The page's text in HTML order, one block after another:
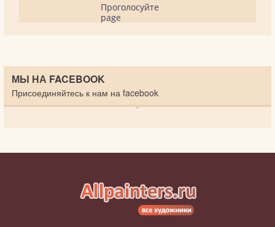
Проголосуйте
page
МЫ НА FACEBOOK
Присоединяйтесь к нам на facebook